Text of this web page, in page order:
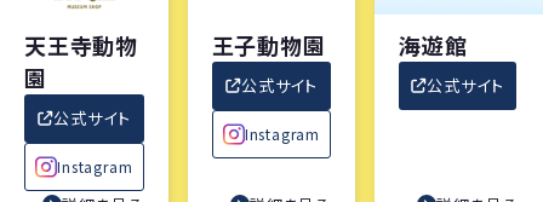
天王寺動物
園
公式サイト
Instagram
王子動物園
公式サイト
Instagram
海遊館
公式サイト